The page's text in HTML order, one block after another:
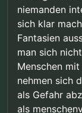
niemanden
sich klar
Fantasien
man sich
Menschen
nehmen sich
als Gefahr
als